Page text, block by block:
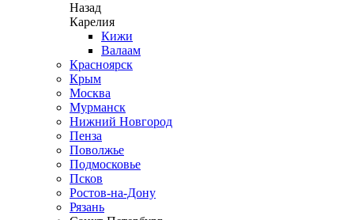
Назад
Карелия
Кижи
Валаам
Красноярск
Крым
Москва
Мурманск
Нижний Новгород
Пенза
Поволжье
Подмосковье
Псков
Ростов-на-Дону
Рязань